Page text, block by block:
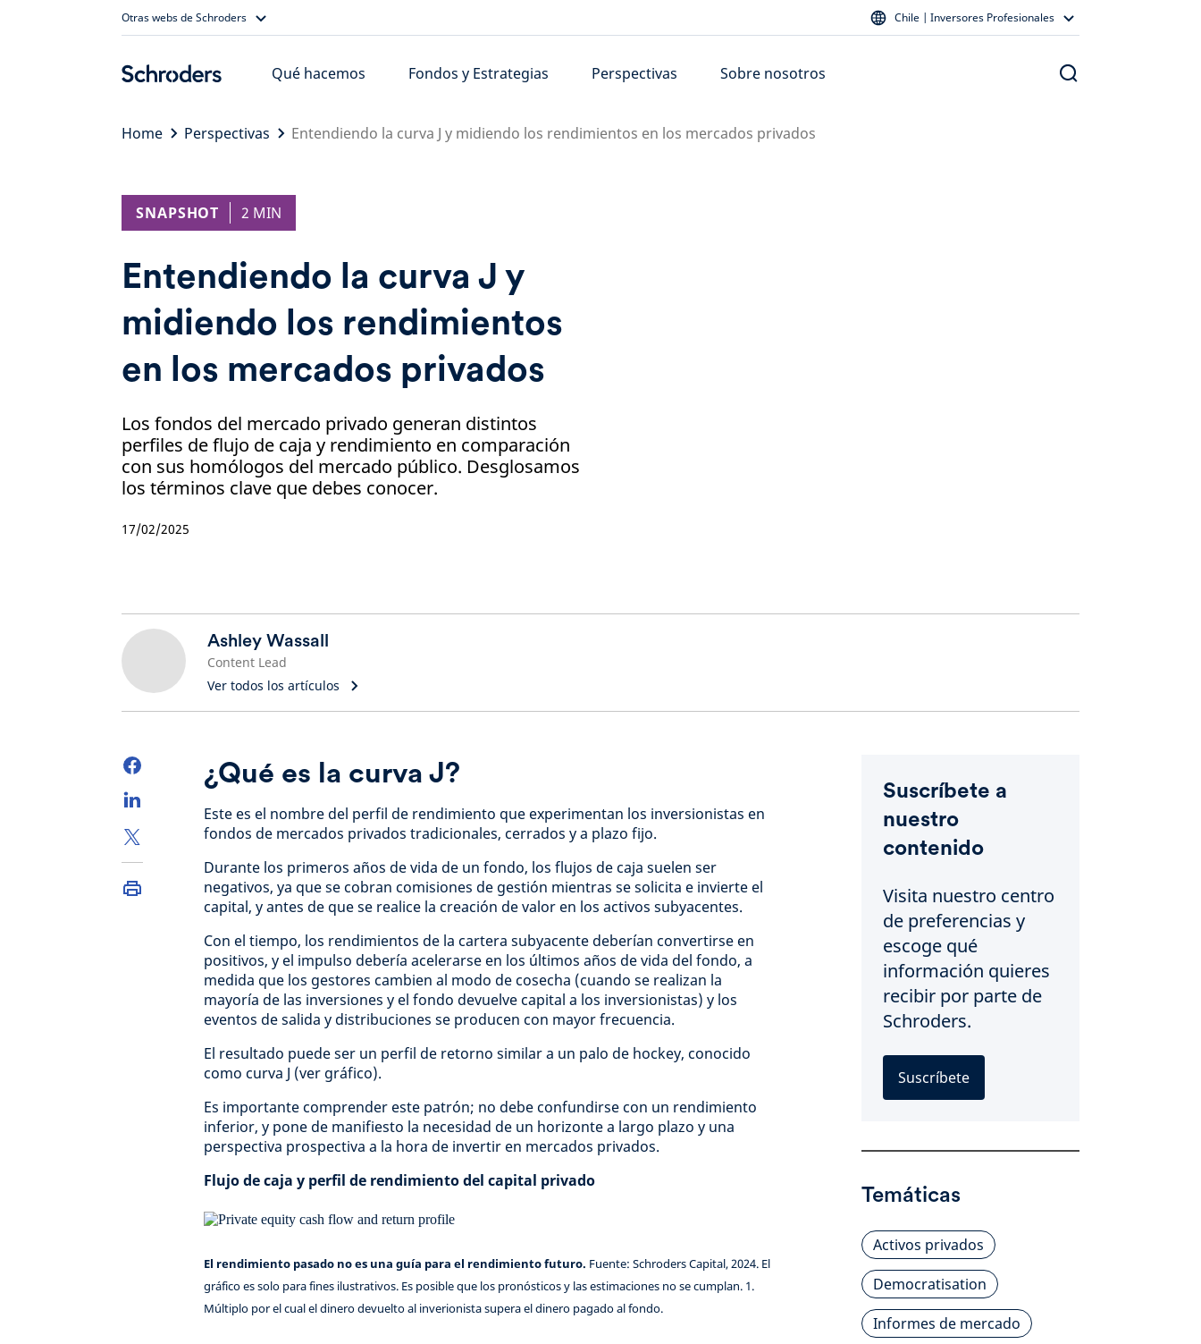
Otras webs de Schroders Chile | Inversores Profesionales
Qué hacemos Fondos y Estrategias Perspectivas Sobre nosotros
Home Perspectivas Entendiendo la curva J y midiendo los rendimientos en los mercados privados
SNAPSHOT 2 MIN
Entendiendo la curva J y
midiendo los rendimientos
en los mercados privados
Los fondos del mercado privado generan distintos
perfiles de flujo de caja y rendimiento en comparación
con sus homólogos del mercado público. Desglosamos
los términos clave que debes conocer.
17/02/2025
Ashley Wassall
Content Lead
Ver todos los artículos
¿Qué es la curva J?
Este es el nombre del perfil de rendimiento que experimentan los inversionistas en
fondos de mercados privados tradicionales, cerrados y a plazo fijo.
Durante los primeros años de vida de un fondo, los flujos de caja suelen ser
negativos, ya que se cobran comisiones de gestión mientras se solicita e invierte el
capital, y antes de que se realice la creación de valor en los activos subyacentes.
Con el tiempo, los rendimientos de la cartera subyacente deberían convertirse en
positivos, y el impulso debería acelerarse en los últimos años de vida del fondo, a
medida que los gestores cambien al modo de cosecha (cuando se realizan la
mayoría de las inversiones y el fondo devuelve capital a los inversionistas) y los
eventos de salida y distribuciones se producen con mayor frecuencia.
El resultado puede ser un perfil de retorno similar a un palo de hockey, conocido
como curva J (ver gráfico).
Es importante comprender este patrón; no debe confundirse con un rendimiento
inferior, y pone de manifiesto la necesidad de un horizonte a largo plazo y una
perspectiva prospectiva a la hora de invertir en mercados privados.
Flujo de caja y perfil de rendimiento del capital privado
El rendimiento pasado no es una guía para el rendimiento futuro. Fuente: Schroders Capital, 2024. El
gráfico es solo para fines ilustrativos. Es posible que los pronósticos y las estimaciones no se cumplan. 1.
Múltiplo por el cual el dinero devuelto al inverionista supera el dinero pagado al fondo.
Suscríbete a
nuestro
contenido
Visita nuestro centro
de preferencias y
escoge qué
información quieres
recibir por parte de
Schroders.
Suscríbete
Temáticas
Activos privados
Democratisation
Informes de mercado